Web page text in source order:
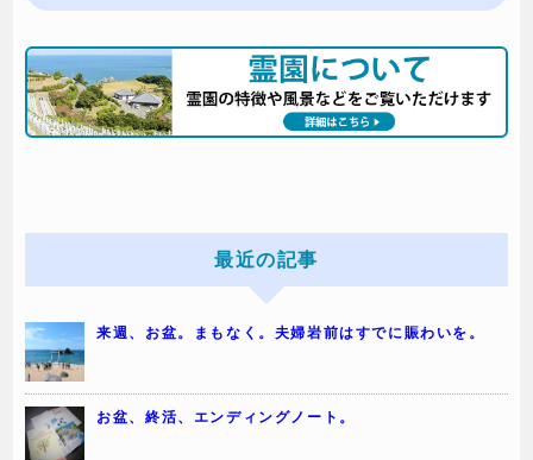
最近の記事
来週、お盆。まもなく。夫婦岩前はすでに賑わいを。
お盆、終活、エンディングノート。